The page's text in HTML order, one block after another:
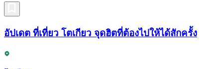
อัปเดต ที่เที่ยว โตเกียว จุดฮิตที่ต้องไปให้ได้สักครั้ง